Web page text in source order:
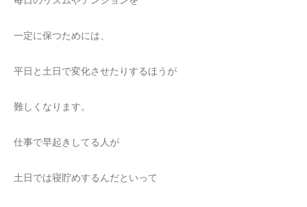
一定に保つためには、
平日と土日で変化させたりするほうが
難しくなります。
仕事で早起きしてる人が
土日では寝貯めするんだといって